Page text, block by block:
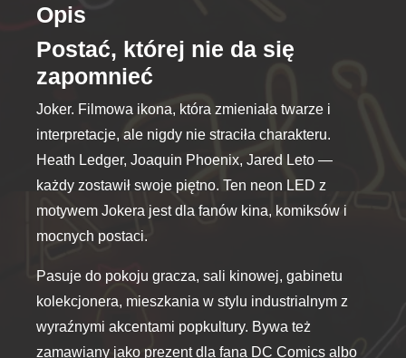
Opis
Postać, której nie da się
zapomnieć
Joker. Filmowa ikona, która zmieniała twarze i
interpretacje, ale nigdy nie straciła charakteru.
Heath Ledger, Joaquin Phoenix, Jared Leto —
każdy zostawił swoje piętno. Ten neon LED z
motywem Jokera jest dla fanów kina, komiksów i
mocnych postaci.
Pasuje do pokoju gracza, sali kinowej, gabinetu
kolekcjonera, mieszkania w stylu industrialnym z
wyraźnymi akcentami popkultury. Bywa też
zamawiany jako prezent dla fana DC Comics albo